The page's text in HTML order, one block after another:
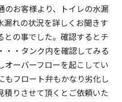
のお客様より、トイレの水漏
漏れの状況を詳しくお聞きす
との事でした。確認するとチ
・・タンク内を確認してみる
オーバーフローを起こしてい
もフロート弁もかなり劣化し
積りさせて頂くとご依頼いた